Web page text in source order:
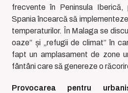
frecvente în Peninsula
Spania încearcă să
temperaturilor. În Malaga se
oaze” și „refugii de climat” în
fapt un amplasament de zone
fântâni care să genereze o
Provocarea pentru